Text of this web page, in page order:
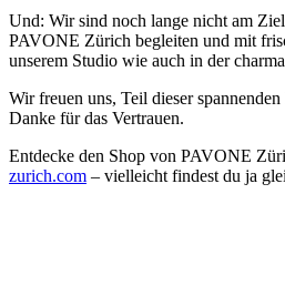
Und: Wir sind noch lange nicht am
PAVONE Zürich begleiten und mit
unserem Studio wie auch in der
Wir freuen uns, Teil dieser
Danke für das Vertrauen.
Entdecke den Shop von PAVONE
zurich.com – vielleicht findest du ja